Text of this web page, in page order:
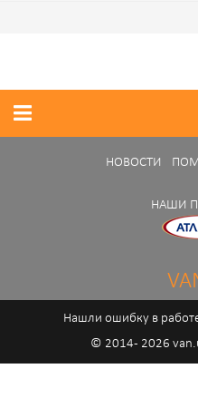
НОВОСТИ
НАШИ
Нашли ошибку в
© 2014 - 2026